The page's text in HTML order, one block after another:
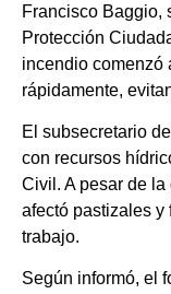
Francisco Baggio,
Protección
incendio comenzó
rápidamente,
El subsecretario
con recursos
Civil. A pesar de
afectó pastizales y
trabajo.
Según informó, el